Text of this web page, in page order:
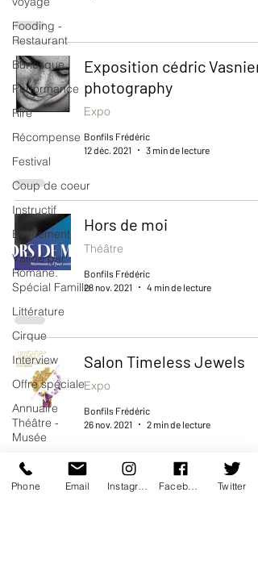
Fooding -
Restaurant
Burlesque
Performance
Rire
Récompense
Festival
Coup de coeur
Instructif
Événement
Validé par
Romane.
Spécial Famille
Littérature
Cirque
Interview
Offre spéciale
Annuaire
Théâtre -
Musée
Hommage
Exposition cédric Vasnier,
photography
Expo
Bonfils Frédéric
12 déc. 2021
3 min de lecture
Hors de moi
Théâtre
Bonfils Frédéric
28 nov. 2021
4 min de lecture
Salon Timeless Jewels
Expo
Bonfils Frédéric
26 nov. 2021
2 min de lecture
WE ART MSF
Phone Email Twitter